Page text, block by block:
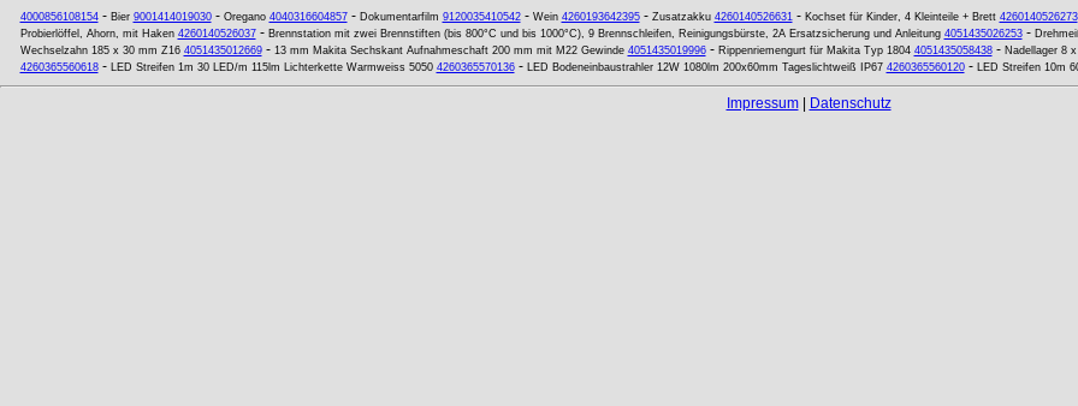
4000856108154- Bier 9001414019030- Oregano 4040316604857- Dokumentarfilm 9120035410542- Wein 4260193642395- Zusatzakku 4260140526631- Kochset für Kinder, 4 Kleinteile + Brett 4260140526273
Probierlöffel, Ahorn, mit Haken 4260140526037- Brennstation mit zwei Brennstiften (bis 800°C und bis 1000°C), 9 Brennschleifen, Reinigungsbürste, 2A Ersatzsicherung und Anleitung 4051435026253-
Wechselzahn 185 x 30 mm Z16 4051435012669- 13 mm Makita Sechskant Aufnahmeschaft 200 mm mit M22 Gewinde 4051435019996- Rippenriemengurt für Makita Typ 1804 4051435058438- Nadellager 8
4260365560618- LED Streifen 1m 30 LED/m 115lm Lichterkette Warmweiss 5050 4260365570136- LED Bodeneinbaustrahler 12W 1080lm 200x60mm Tageslichtweiß IP67 4260365560120- LED Streifen 10m
Impressum| Datenschutz